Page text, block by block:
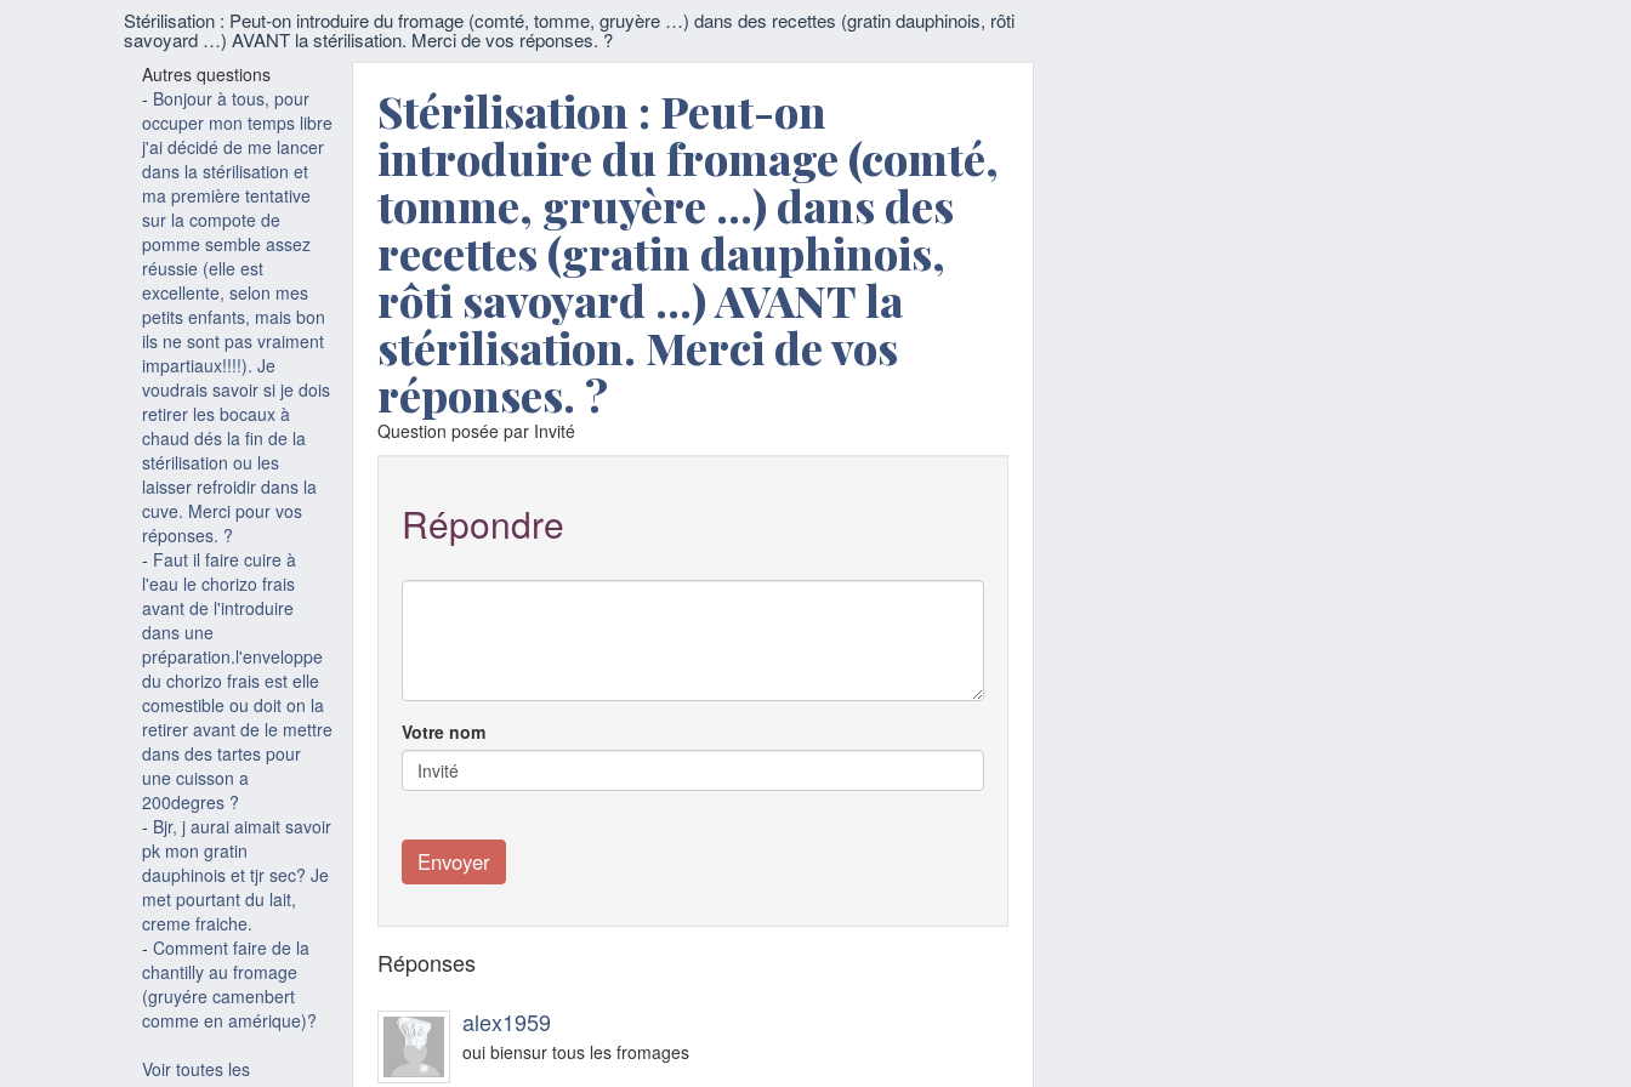
Stérilisation : Peut-on introduire du fromage (comté, tomme, gruyère …) dans des recettes (gratin dauphinois, rôti
savoyard …) AVANT la stérilisation. Merci de vos réponses. ?
Stérilisation : Peut-on
introduire du fromage (comté,
tomme, gruyère …) dans des
recettes (gratin dauphinois,
rôti savoyard …) AVANT la
stérilisation. Merci de vos
réponses. ?
Question posée par Invité
Répondre
Votre nom
Réponses
alex1959
oui biensur tous les fromages
Autres questions
- Bonjour à tous, pour
occuper mon temps libre
j'ai décidé de me lancer
dans la stérilisation et
ma première tentative
sur la compote de
pomme semble assez
réussie (elle est
excellente, selon mes
petits enfants, mais bon
ils ne sont pas vraiment
impartiaux!!!!). Je
voudrais savoir si je dois
retirer les bocaux à
chaud dés la fin de la
stérilisation ou les
laisser refroidir dans la
cuve. Merci pour vos
réponses. ?
- Faut il faire cuire à
l'eau le chorizo frais
avant de l'introduire
dans une
préparation.l'enveloppe
du chorizo frais est elle
comestible ou doit on la
retirer avant de le mettre
dans des tartes pour
une cuisson a
200degres ?
- Bjr, j aurai aimait savoir
pk mon gratin
dauphinois et tjr sec? Je
met pourtant du lait,
creme fraiche.
- Comment faire de la
chantilly au fromage
(gruyére camenbert
comme en amérique)?
Voir toutes les